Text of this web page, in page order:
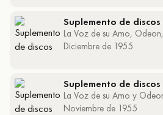
Suplemento de discos
La Voz de su Amo,
Diciembre de 1955
Suplemento de discos
La Voz de su Amo y
Noviembre de 1955